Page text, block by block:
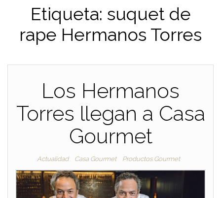
Etiqueta: suquet de
rape Hermanos Torres
Los Hermanos
Torres llegan a Casa
Gourmet
Actualidad Casa Gourmet Productos Gourmet